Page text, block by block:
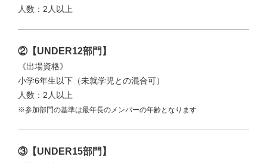
人数：2人以上
②【UNDER12部門】
《出場資格》
小学6年生以下（未就学児との混合可）
人数：2人以上
※参加部門の基準は最年長のメンバーの年齢となります
③【UNDER15部門】